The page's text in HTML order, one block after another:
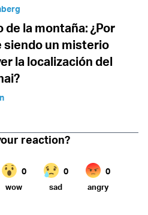
de la montaña: ¿Por
siendo un misterio
la localización del